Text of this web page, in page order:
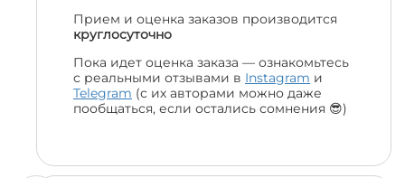
Прием и оценка заказов производится
круглосуточно
Пока идет оценка заказа — ознакомьтесь
с реальными отзывами в Instagram и
Telegram (с их авторами можно даже
пообщаться, если остались сомнения 😎)